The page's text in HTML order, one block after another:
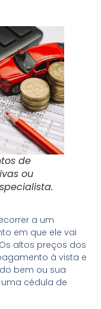
de
ou
a um
em que ele vai
altos preços dos
à vista e
bem ou sua
cédula de